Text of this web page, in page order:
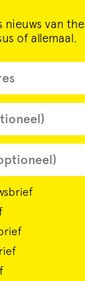
nieuws van
of allemaal.